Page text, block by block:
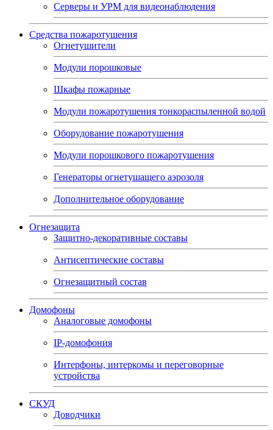
Серверы и УРМ для видеонаблюдения
Средства пожаротушения
Огнетушители
Модули порошковые
Шкафы пожарные
Модули пожаротушения тонкораспыленной водой
Оборудование пожаротушения
Модули порошкового пожаротушения
Генераторы огнетушащего аэрозоля
Дополнительное оборудование
Огнезащита
Защитно-декоративные составы
Антисептические составы
Огнезащитный состав
Домофоны
Аналоговые домофоны
IP-домофония
Интерфоны, интеркомы и переговорные
устройства
СКУД
Доводчики